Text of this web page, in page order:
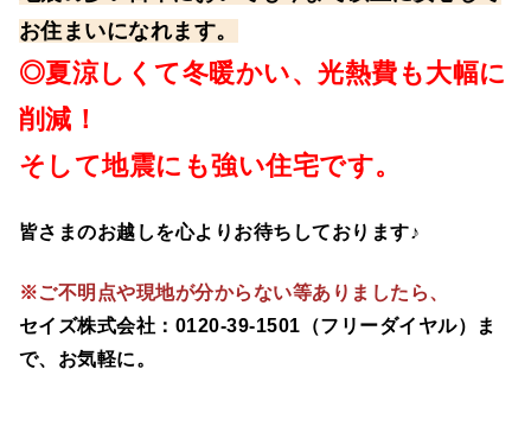
お住まいになれます。
◎夏涼しくて冬暖かい、光熱費も大幅に
削減！
そして地震にも強い住宅です。
皆さまのお越しを心よりお待ちしております♪
※ご不明点や現地が分からない等ありましたら、
セイズ株式会社：0120-39-1501（フリーダイヤル）ま
で、お気軽に。